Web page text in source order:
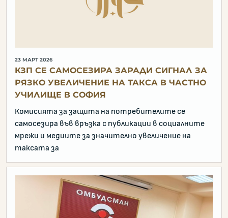
23 МАРТ 2026
КЗП СЕ САМОСЕЗИРА ЗАРАДИ СИГНАЛ ЗА
РЯЗКО УВЕЛИЧЕНИЕ НА ТАКСА В ЧАСТНО
УЧИЛИЩЕ В СОФИЯ
Комисията за защита на потребителите се
самосезира във връзка с публикации в социалните
мрежи и медиите за значително увеличение на
таксата за